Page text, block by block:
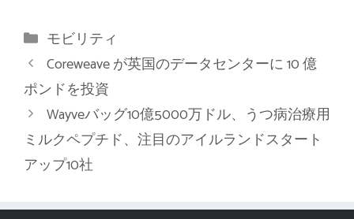
カ
テ
ゴ
リ
ー
モビリティ
Coreweave が英国のデータセンターに 10 億
ポンドを投資
Wayveバッグ10億5000万ドル、うつ病治療用
ミルクペプチド、注目のアイルランドスタート
アップ10社